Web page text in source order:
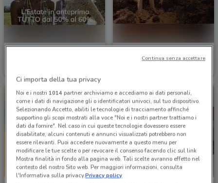
Ci importa della tua privacy
Noi e i nostri 1014partner archiviamo e accediamo ai dati personali,
come i dati di navigazione gli o identificatori univoci, sul tuo dispositivo.
Selezionando Accetto, abiliti le tecnologie di tracciamento affinché
supportino gli scopi mostrati alla voce "Noi e i nostri partner trattiamo i
dati da fornire". Nel caso in cui queste tecnologie dovessero essere
disabilitate, alcuni contenuti e annunci visualizzati potrebbero non
essere rilevanti. Puoi accedere nuovamente a questo menu per
modificare le tue scelte o per revocare il consenso facendo clic sul link
Mostra finalità in fondo alla pagina web. Tali scelte avranno effetto nel
contesto del nostro Sito web. Per maggiori informazioni, consulta
l'Informativa sulla privacy.Privacy policy
Continua senza accettare